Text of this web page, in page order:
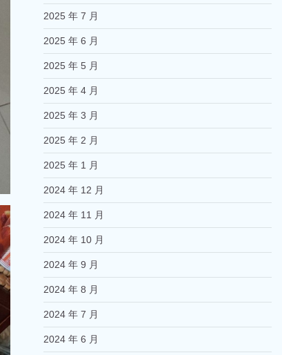
2025 年 7 月
2025 年 6 月
2025 年 5 月
2025 年 4 月
2025 年 3 月
2025 年 2 月
2025 年 1 月
2024 年 12 月
2024 年 11 月
2024 年 10 月
2024 年 9 月
2024 年 8 月
2024 年 7 月
2024 年 6 月